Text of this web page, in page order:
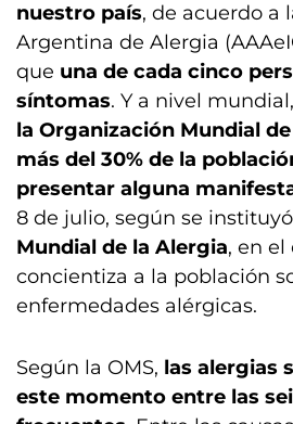
nuestro país, de acuerdo a
Argentina de Alergia
que una de cada cinco
síntomas. Y a nivel
la Organización Mundial
más del 30% de la
presentar alguna
8 de julio, según se
Mundial de la Alergia, en el
concientiza a la población
enfermedades alérgicas.
Según la OMS, las alergias
este momento entre las